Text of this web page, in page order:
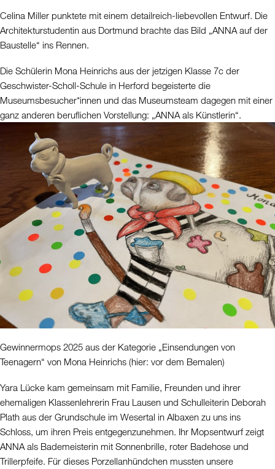
Celina Miller punktete mit einem detailreich-liebevollen Entwurf. Die
Architekturstudentin aus Dortmund brachte das Bild „ANNA auf der
Baustelle“ ins Rennen.
Die Schülerin Mona Heinrichs aus der jetzigen Klasse 7c der
Geschwister-Scholl-Schule in Herford begeisterte die
Museumsbesucher*innen und das Museumsteam dagegen mit einer
ganz anderen beruflichen Vorstellung: „ANNA als Künstlerin“.
Gewinnermops 2025 aus der Kategorie „Einsendungen von
Teenagern“ von Mona Heinrichs (hier: vor dem Bemalen)
Yara Lücke kam gemeinsam mit Familie, Freunden und ihrer
ehemaligen Klassenlehrerin Frau Lausen und Schulleiterin Deborah
Plath aus der Grundschule im Wesertal in Albaxen zu uns ins
Schloss, um ihren Preis entgegenzunehmen. Ihr Mopsentwurf zeigt
ANNA als Bademeisterin mit Sonnenbrille, roter Badehose und
Trillerpfeife. Für dieses Porzellanhündchen mussten unsere